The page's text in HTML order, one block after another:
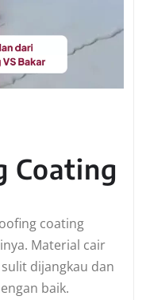
Coating
coating
Material cair
dijangkau dan
baik.